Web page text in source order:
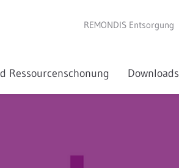
REMONDIS Entsorgung
Ressourcenschonung Downloads